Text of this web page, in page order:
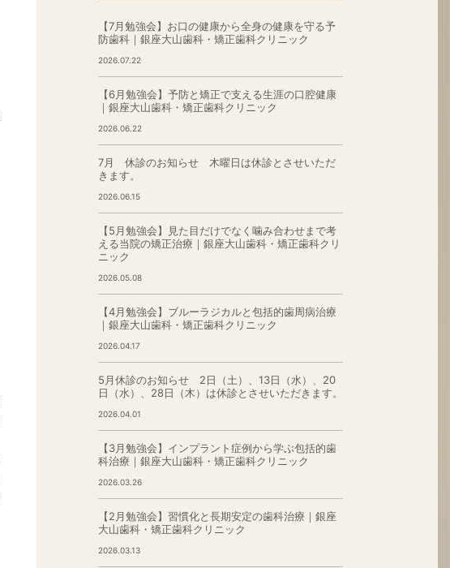
【7月勉強会】お口の健康から全身の健康を守る予
防歯科｜銀座大山歯科・矯正歯科クリニック
2026.07.22
【6月勉強会】予防と矯正で支える生涯の口腔健康
｜銀座大山歯科・矯正歯科クリニック
2026.06.22
7月 休診のお知らせ 木曜日は休診とさせいただ
きます。
2026.06.15
【5月勉強会】見た目だけでなく噛み合わせまで考
える当院の矯正治療｜銀座大山歯科・矯正歯科クリ
ニック
2026.05.08
【4月勉強会】ブルーラジカルと包括的歯周病治療
｜銀座大山歯科・矯正歯科クリニック
2026.04.17
5月休診のお知らせ 2日（土）、13日（水）、20
日（水）、28日（木）は休診とさせいただきます。
2026.04.01
【3月勉強会】インプラント症例から学ぶ包括的歯
科治療｜銀座大山歯科・矯正歯科クリニック
2026.03.26
【2月勉強会】習慣化と長期安定の歯科治療｜銀座
大山歯科・矯正歯科クリニック
2026.03.13